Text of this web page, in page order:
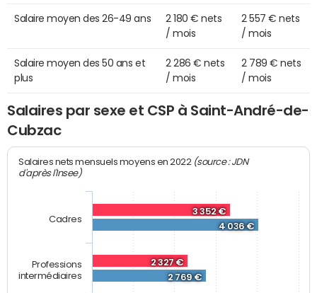
Salaire moyen des 26-49 ans
2 180 € nets
/ mois
2 557 € nets
/ mois
Salaire moyen des 50 ans et
plus
2 286 € nets
/ mois
2 789 € nets
/ mois
Salaires par sexe et CSP à Saint-André-de-
Cubzac
Salaires nets mensuels moyens en 2022 (source : JDN
d'après l'Insee)
3 352 €
2 327 €
4 036 €
2 769 €
Cadres
Professions
intermédiaires